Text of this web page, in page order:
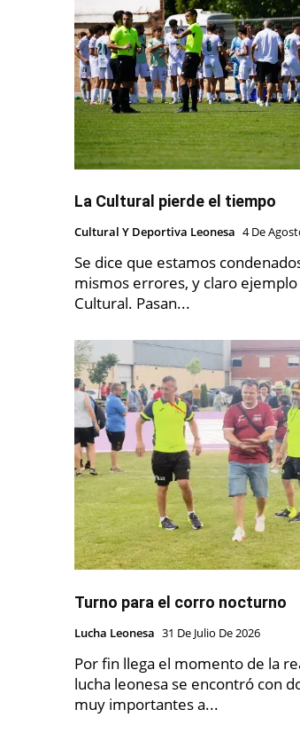
La Cultural pierde el tiempo
Cultural Y Deportiva Leonesa 4 De
Se dice que estamos
mismos errores, y claro ejemplo
Cultural. Pasan...
Turno para el corro nocturno
Lucha Leonesa 31 De Julio De 2026
Por fin llega el momento de la
lucha leonesa se encontró con
muy importantes a...